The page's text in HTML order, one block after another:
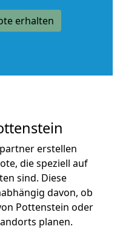
erhalten
erstellen
die speziell auf
sind. Diese
davon, ob
Pottenstein oder
planen.